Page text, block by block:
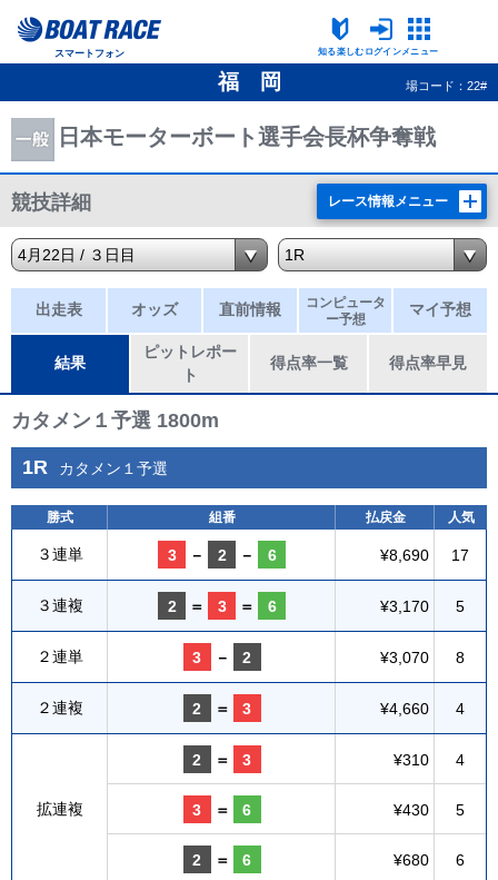
スマートフォン 知る楽しむ ログインメニュー
福 岡 場コード：22#
日本モーターボート選手会長杯争奪戦
競技詳細 レース情報メニュー
出走表 オッズ 直前情報
コンピュータ
ー予想
マイ予想
結果
ピットレポー
ト
得点率一覧 得点率早見
カタメン１予選 1800m
1R カタメン１予選
勝式 組番 払戻金 人気
３連単 3 － 2 － 6 ¥8,690 17
３連複 2 ＝ 3 ＝ 6 ¥3,170 5
２連単 3 － 2 ¥3,070 8
２連複 2 ＝ 3 ¥4,660 4
拡連複
2 ＝ 3 ¥310 4
3 ＝ 6 ¥430 5
2 ＝ 6 ¥680 6